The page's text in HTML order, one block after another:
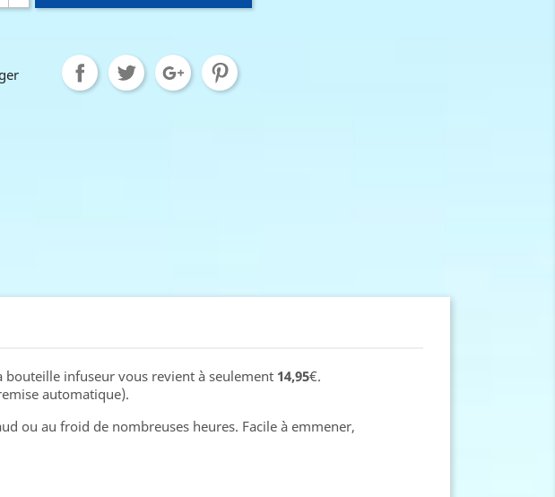
bouteille infuseur vous revient à seulement 14,95€.
automatique).
ou au froid de nombreuses heures. Facile à emmener,